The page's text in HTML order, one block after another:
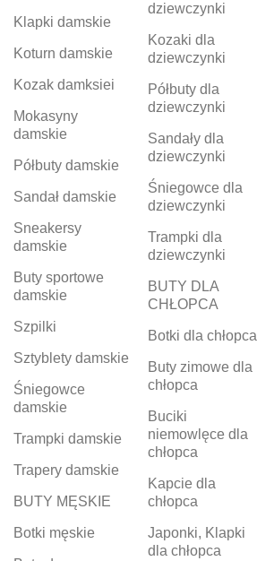
Klapki damskie
Koturn damskie
Kozak damksiei
Mokasyny
damskie
Półbuty damskie
Sandał damskie
Sneakersy
damskie
Buty sportowe
damskie
Szpilki
Sztyblety damskie
Śniegowce
damskie
Trampki damskie
Trapery damskie
BUTY MĘSKIE
Botki męskie
dziewczynki
Kozaki dla
dziewczynki
Półbuty dla
dziewczynki
Sandały dla
dziewczynki
Śniegowce dla
dziewczynki
Trampki dla
dziewczynki
BUTY DLA
CHŁOPCA
Botki dla chłopca
Buty zimowe dla
chłopca
Buciki
niemowlęce dla
chłopca
Kapcie dla
chłopca
Japonki, Klapki
dla chłopca